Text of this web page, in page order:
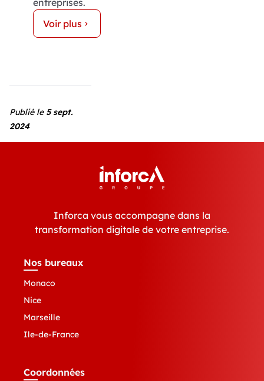
Publié le 5 sept.
2024
entreprises.
Voir plus
Inforca vous accompagne dans la
transformation digitale de votre entreprise.
Nos bureaux
Monaco
Nice
Marseille
Ile-de-France
Coordonnées